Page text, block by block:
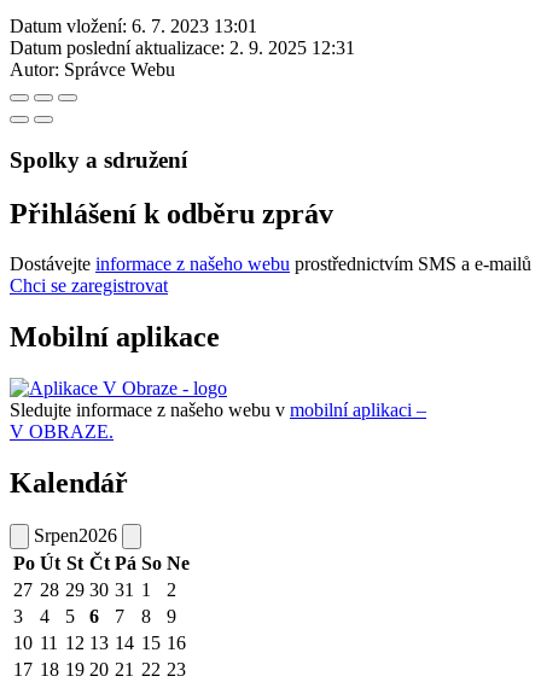
Datum vložení: 6. 7. 2023 13:01
Datum poslední aktualizace: 2. 9. 2025 12:31
Autor: Správce Webu
Spolky a sdružení
Přihlášení k odběru zpráv
Dostávejte informace z našeho webu prostřednictvím SMS a e-mailů
Chci se zaregistrovat
Mobilní aplikace
Sledujte informace z našeho webu v mobilní aplikaci –
V OBRAZE.
Kalendář
Srpen2026
Po Út St Čt Pá So Ne
27 28 29 30 31 1
2
3
4 5 6 7 8
9
10 11 12 13 14 15 16
17 18 19 20 21 22 23